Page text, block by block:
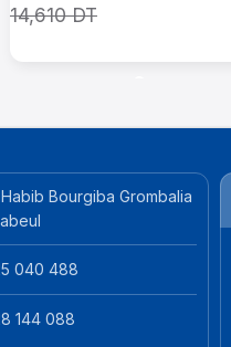
14,610DT
Bourgiba Grombalia
040 488
144 088